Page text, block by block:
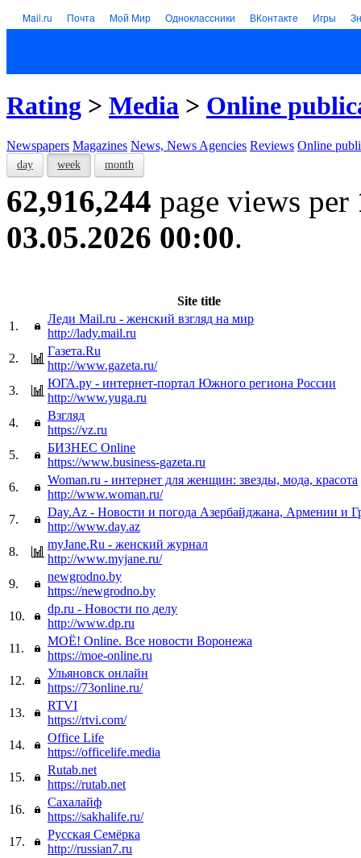
Mail.ru Почта Мой Мир Одноклассники ВКонтакте Игры
Rating > Media > Online
Newspapers Magazines News, News Agencies Reviews Online
day week month
62,916,244 page views per
03.05.2026 00:00.
Site title
1.
Леди Mail.ru - женский взгляд на мир
http://lady.mail.ru
2.
Газета.Ru
http://www.gazeta.ru/
3.
ЮГА.ру - интернет-портал Южного региона России
http://www.yuga.ru
4.
Взгляд
https://vz.ru
5.
БИЗНЕС Online
https://www.business-gazeta.ru
6.
Woman.ru - интернет для женщин: звезды, мода, красота
http://www.woman.ru/
7.
Day.Az - Новости и погода Азербайджана, Армении и
http://www.day.az
8.
myJane.Ru - женский журнал
http://www.myjane.ru/
9.
newgrodno.by
https://newgrodno.by
10.
dp.ru - Новости по делу
http://www.dp.ru
11.
МОЁ! Online. Все новости Воронежа
https://moe-online.ru
12.
Ульяновск онлайн
https://73online.ru/
13.
RTVI
https://rtvi.com/
14.
Office Life
https://officelife.media
15.
Rutab.net
https://rutab.net
16.
Сахалайф
https://sakhalife.ru/
17.
Русская Семёрка
http://russian7.ru